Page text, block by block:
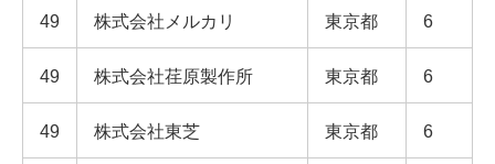
49 株式会社メルカリ 東京都 6
49 株式会社荏原製作所 東京都 6
49 株式会社東芝 東京都 6